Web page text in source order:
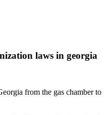
laws in georgia
from the gas chamber to